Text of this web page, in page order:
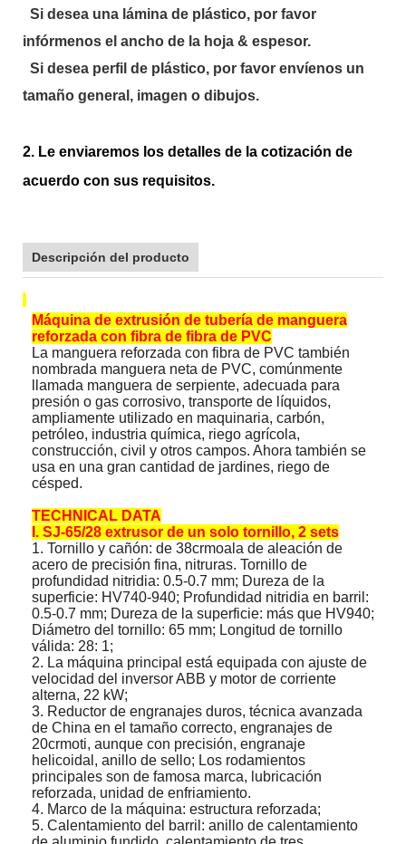
Si desea una lámina de plástico, por favor
infórmenos el ancho de la hoja & espesor.
Si desea perfil de plástico, por favor envíenos un
tamaño general, imagen o dibujos.
2. Le enviaremos los detalles de la cotización de
acuerdo con sus requisitos.
Descripción del producto
Máquina de extrusión de tubería de manguera
reforzada con fibra de fibra de PVC
La manguera reforzada con fibra de PVC también
nombrada manguera neta de PVC, comúnmente
llamada manguera de serpiente, adecuada para
presión o gas corrosivo, transporte de líquidos,
ampliamente utilizado en maquinaria, carbón,
petróleo, industria química, riego agrícola,
construcción, civil y otros campos. Ahora también se
usa en una gran cantidad de jardines, riego de
césped.
TECHNICAL DATA
I. SJ-65/28 extrusor de un solo tornillo, 2 sets
1. Tornillo y cañón: de 38crmoala de aleación de
acero de precisión fina, nitruras. Tornillo de
profundidad nitridia: 0.5-0.7 mm; Dureza de la
superficie: HV740-940; Profundidad nitridia en barril:
0.5-0.7 mm; Dureza de la superficie: más que HV940;
Diámetro del tornillo: 65 mm; Longitud de tornillo
válida: 28: 1;
2. La máquina principal está equipada con ajuste de
velocidad del inversor ABB y motor de corriente
alterna, 22 kW;
3. Reductor de engranajes duros, técnica avanzada
de China en el tamaño correcto, engranajes de
20crmoti, aunque con precisión, engranaje
helicoidal, anillo de sello; Los rodamientos
principales son de famosa marca, lubricación
reforzada, unidad de enfriamiento.
4. Marco de la máquina: estructura reforzada;
5. Calentamiento del barril: anillo de calentamiento